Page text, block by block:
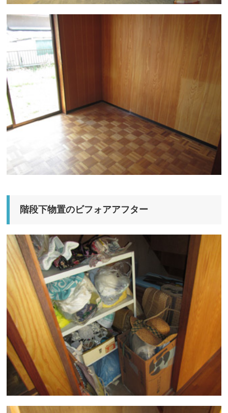
階段下物置のビフォアアフター